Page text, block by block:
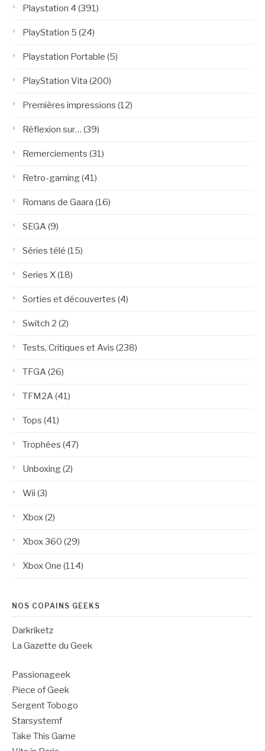
Playstation 4 (391)
PlayStation 5 (24)
Playstation Portable (5)
PlayStation Vita (200)
Premières impressions (12)
Réflexion sur… (39)
Remerciements (31)
Retro-gaming(41)
Romans de Gaara (16)
SEGA(9)
Séries télé (15)
Series X(18)
Sorties et découvertes (4)
Switch 2 (2)
Tests, Critiques et Avis (238)
TFGA(26)
TFM2A(41)
Tops (41)
Trophées (47)
Unboxing(2)
Wii (3)
Xbox(2)
Xbox 360 (29)
Xbox One (114)
NOS COPAINS GEEKS
Darkriketz
La Gazette du Geek
Passionageek
Piece of Geek
Sergent Tobogo
Starsystemf
Take This Game